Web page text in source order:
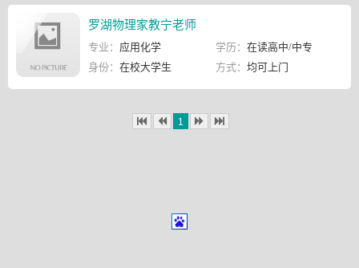
罗湖物理家教宁老师
专业： 应用化学 学历： 在读高中/中专
身份： 在校大学生 方式： 均可上门
1